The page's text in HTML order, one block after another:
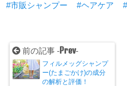
市販シャンプー
ヘアケア
前の記事 -Prev-
フィルメッグシャンプ
ー(たまごかけ)の成分
の解析と評価！